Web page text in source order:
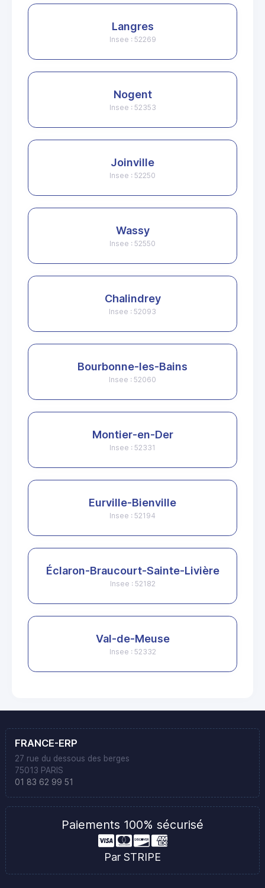
Langres
Insee : 52269
Nogent
Insee : 52353
Joinville
Insee : 52250
Wassy
Insee : 52550
Chalindrey
Insee : 52093
Bourbonne-les-Bains
Insee : 52060
Montier-en-Der
Insee : 52331
Eurville-Bienville
Insee : 52194
Éclaron-Braucourt-Sainte-Livière
Insee : 52182
Val-de-Meuse
Insee : 52332
FRANCE-ERP
27 rue du dessous des berges
75013 PARIS
01 83 62 99 51
Paiements 100% sécurisé
Par STRIPE